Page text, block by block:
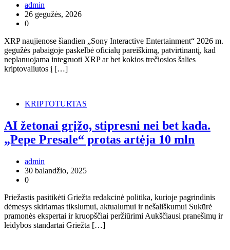
admin
26 gegužės, 2026
0
XRP naujienose šiandien „Sony Interactive Entertainment“ 2026 m.
gegužės pabaigoje paskelbė oficialų pareiškimą, patvirtinantį, kad
neplanuojama integruoti XRP ar bet kokios trečiosios šalies
kriptovaliutos į […]
KRIPTOTURTAS
AI žetonai grįžo, stipresni nei bet kada.
„Pepe Presale“ protas artėja 10 mln
admin
30 balandžio, 2025
0
Priežastis pasitikėti Griežta redakcinė politika, kurioje pagrindinis
dėmesys skiriamas tikslumui, aktualumui ir nešališkumui Sukūrė
pramonės ekspertai ir kruopščiai peržiūrimi Aukščiausi pranešimų ir
leidybos standartai Griežta […]